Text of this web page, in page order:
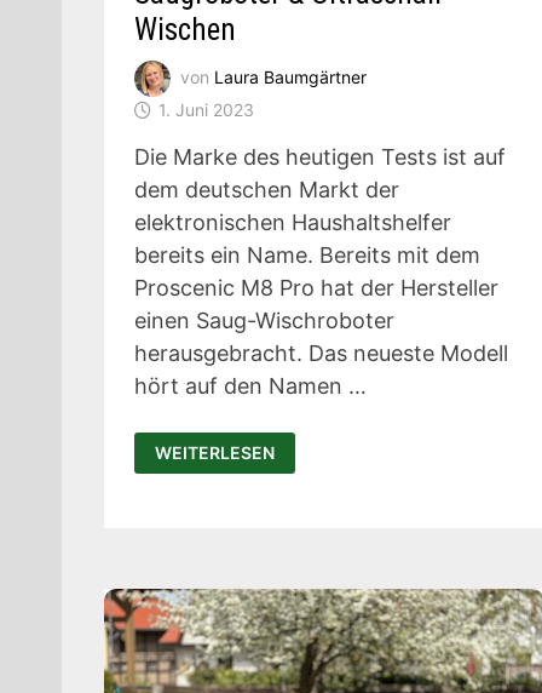
Wischen
von Laura Baumgärtner
1. Juni 2023
Die Marke des heutigen Tests ist auf
dem deutschen Markt der
elektronischen Haushaltshelfer
bereits ein Name. Bereits mit dem
Proscenic M8 Pro hat der Hersteller
einen Saug-Wischroboter
herausgebracht. Das neueste Modell
hört auf den Namen …
PROSCENIC
FLOOBOT
X1
WEITERLESEN